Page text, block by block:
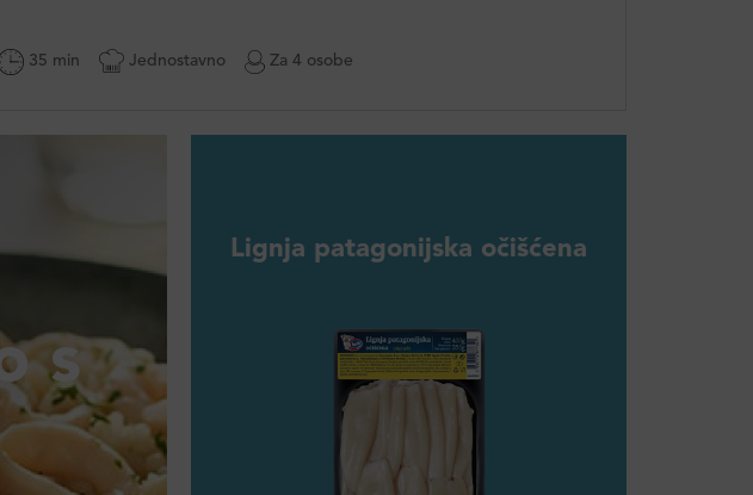
35 min Jednostavno Za 4 osobe
s
Lignja patagonijska očišćena